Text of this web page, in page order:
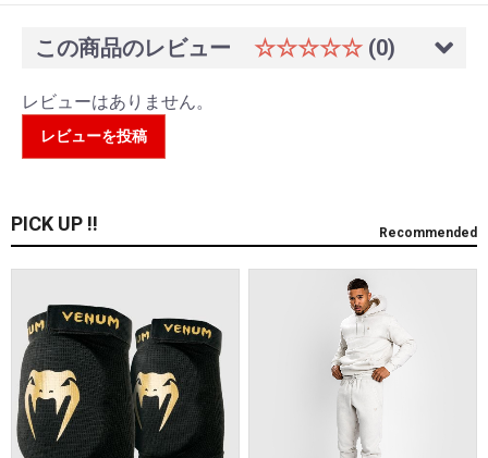
この商品のレビュー ☆☆☆☆☆ (0)
レビューはありません。
レビューを投稿
PICK UP !! Recommended